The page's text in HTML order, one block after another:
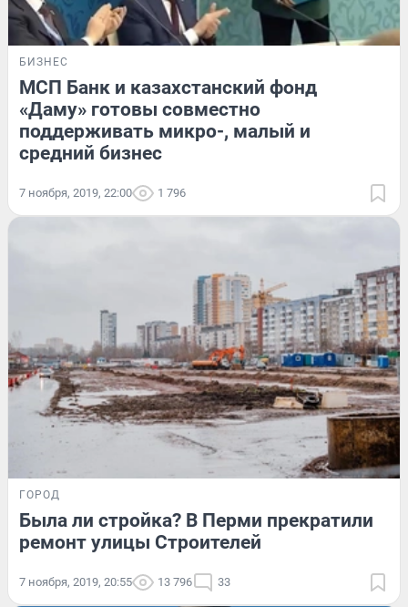
БИЗНЕС
МСП Банк и казахстанский фонд
«Даму» готовы совместно
поддерживать микро-, малый и
средний бизнес
7 ноября, 2019, 22:00 1 796
ГОРОД
Была ли стройка? В Перми прекратили
ремонт улицы Строителей
7 ноября, 2019, 20:55 13 796 33